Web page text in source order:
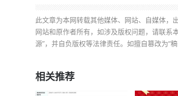
此文章为本网转载其他媒体、网站、自媒体，
网站和原作者所有，如涉及版权问题，请联系
源”，并自负版权等法律责任。如擅自篡改为“
相关推荐